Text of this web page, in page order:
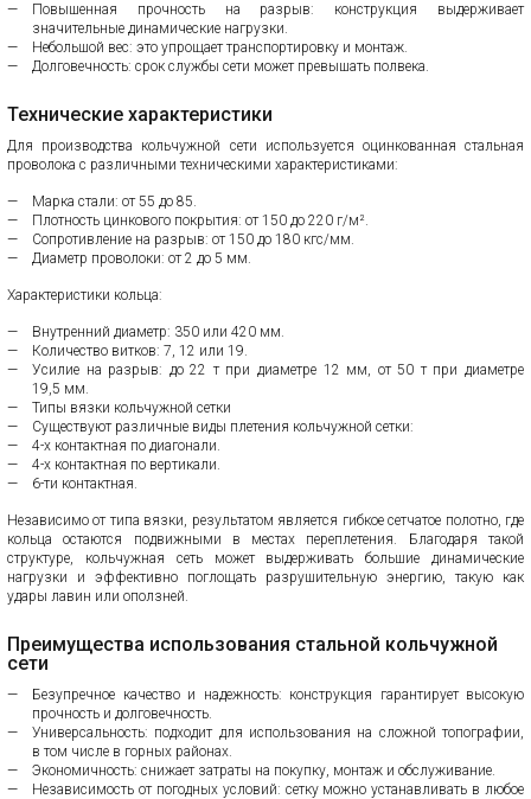
Повышенная прочность на разрыв: конструкция выдерживает
значительные динамические нагрузки.
Небольшой вес: это упрощает транспортировку и монтаж.
Долговечность: срок службы сети может превышать полвека.
Технические характеристики
Для производства кольчужной сети используется оцинкованная стальная
проволока с различными техническими характеристиками:
Марка стали: от 55 до 85.
Плотность цинкового покрытия: от 150 до 220 г/м².
Сопротивление на разрыв: от 150 до 180 кгс/мм.
Диаметр проволоки: от 2 до 5 мм.
Характеристики кольца:
Внутренний диаметр: 350 или 420 мм.
Количество витков: 7, 12 или 19.
Усилие на разрыв: до 22 т при диаметре 12 мм, от 50 т при диаметре
19,5 мм.
Типы вязки кольчужной сетки
Существуют различные виды плетения кольчужной сетки:
4-х контактная по диагонали.
4-х контактная по вертикали.
6-ти контактная.
Независимо от типа вязки, результатом является гибкое сетчатое полотно, где
кольца остаются подвижными в местах переплетения. Благодаря такой
структуре, кольчужная сеть может выдерживать большие динамические
нагрузки и эффективно поглощать разрушительную энергию, такую как
удары лавин или оползней.
Преимущества использования стальной кольчужной
сети
Безупречное качество и надежность: конструкция гарантирует высокую
прочность и долговечность.
Универсальность: подходит для использования на сложной топографии,
в том числе в горных районах.
Экономичность: снижает затраты на покупку, монтаж и обслуживание.
Независимость от погодных условий: сетку можно устанавливать в любое